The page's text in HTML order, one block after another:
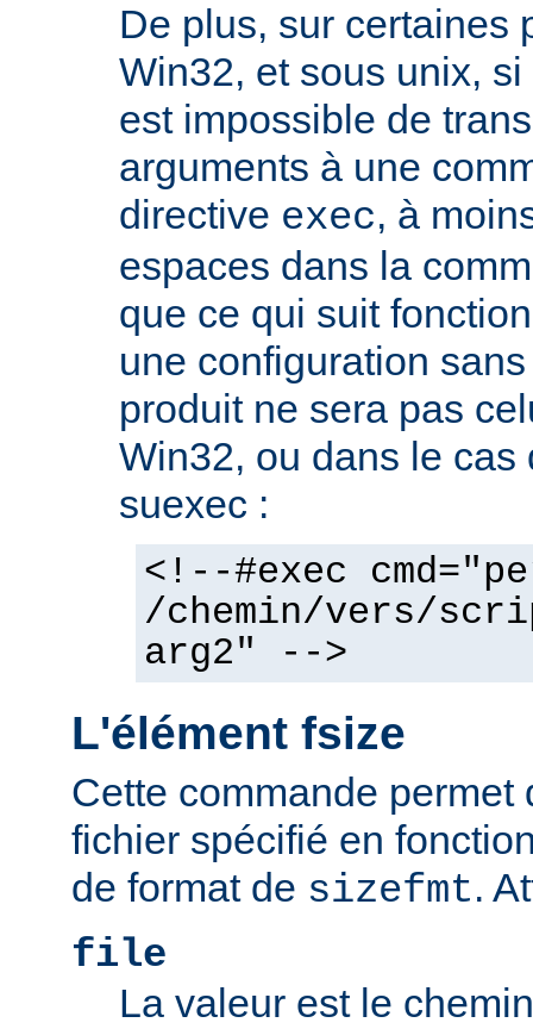
De plus, sur certaines
Win32, et sous unix,
est impossible de
arguments à une
directive exec, à
espaces dans la
que ce qui suit
une configuration
produit ne sera pas
Win32, ou dans le cas
suexec :
<!--#exec
/chemin/vers/
arg2" -->
L'élément fsize
Cette commande permet
fichier spécifié en
de format de sizefmt.
file
La valeur est le